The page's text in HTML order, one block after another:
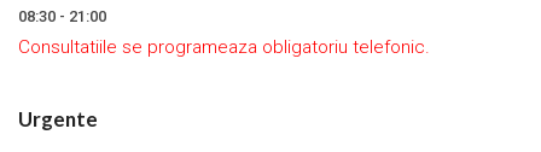
08:30 - 21:00
Consultatiile se programeaza obligatoriu telefonic.
Urgente